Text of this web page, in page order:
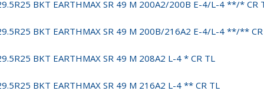
BKT EARTHMAX SR 49 M 200A2/200B E-4/L-4 **/* CR
BKT EARTHMAX SR 49 M 200B/216A2 E-4/L-4 **/**
BKT EARTHMAX SR 49 M 208A2 L-4 * CR TL
BKT EARTHMAX SR 49 M 216A2 L-4 ** CR TL